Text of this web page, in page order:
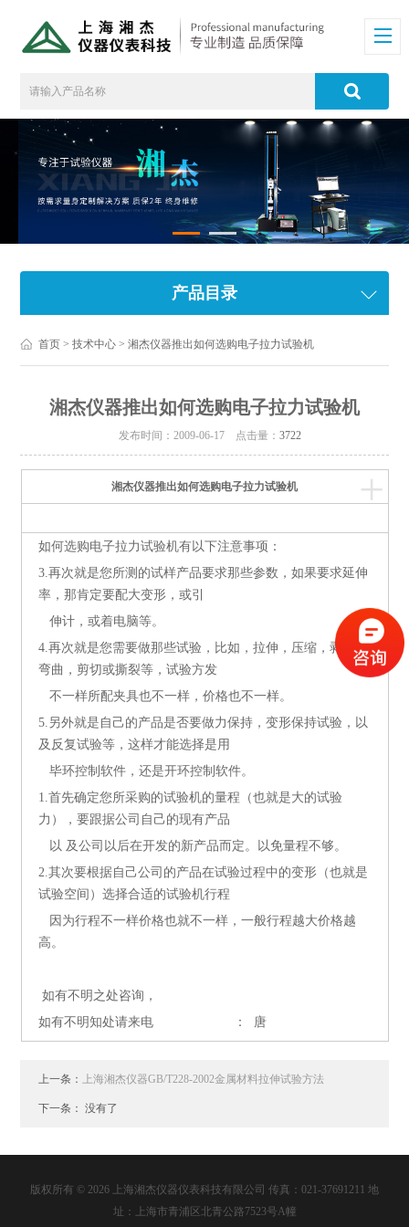
产品目录
首页 >技术中心 > 湘杰仪器推出如何选购电子拉力试验机
湘杰仪器推出如何选购电子拉力试验机
发布时间：2009-06-17 点击量： 3722
+
湘杰仪器推出如何选购电子拉力试验机
如何选购电子拉力试验机有以下注意事项：
3.再次就是您所测的试样产品要求那些参数，如果要求延伸
率，那肯定要配大变形，或引
伸计，或着电脑等。
4.再次就是您需要做那些试验，比如，拉伸，压缩，剥离，
弯曲，剪切或撕裂等，试验方发
不一样所配夹具也不一样，价格也不一样。
5.另外就是自己的产品是否要做力保持，变形保持试验，以
及反复试验等，这样才能选择是用
毕环控制软件，还是开环控制软件。
1.首先确定您所采购的试验机的量程（也就是大的试验
力），要跟据公司自己的现有产品
以 及公司以后在开发的新产品而定。以免量程不够。
2.其次要根据自己公司的产品在试验过程中的变形（也就是
试验空间）选择合适的试验机行程
因为行程不一样价格也就不一样，一般行程越大价格越
高。
如有不明之处咨询，
如有不明知处请来电 ： 唐
上一条： 上海湘杰仪器GB/T228-2002金属材料拉伸试验方法
下一条： 没有了
版权所有 © 2026 上海湘杰仪器仪表科技有限公司 传真：021-37691211 地
址：上海市青浦区北青公路7523号A幢